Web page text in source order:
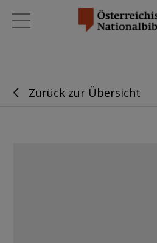
Zurück zur Übersicht